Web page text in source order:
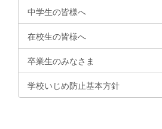
中学生の皆様へ
在校生の皆様へ
卒業生のみなさま
学校いじめ防止基本方針